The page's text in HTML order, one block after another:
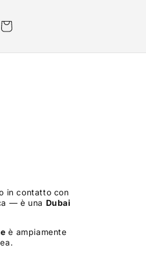
in contatto con
— è una Dubai
è ampiamente